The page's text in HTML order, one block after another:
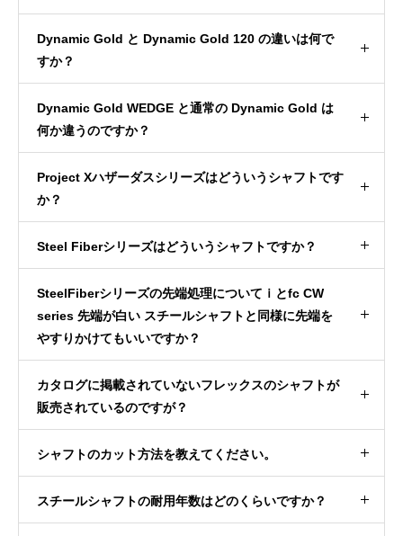
Dynamic Gold と Dynamic Gold 120 の違いは何で
すか？
Dynamic Gold WEDGE と通常の Dynamic Gold は
何か違うのですか？
Project Xハザーダスシリーズはどういうシャフトです
か？
Steel Fiberシリーズはどういうシャフトですか？
SteelFiberシリーズの先端処理についてｉとfc CW
series 先端が白い スチールシャフトと同様に先端を
やすりかけてもいいですか？
カタログに掲載されていないフレックスのシャフトが
販売されているのですが？
シャフトのカット方法を教えてください。
スチールシャフトの耐用年数はどのくらいですか？